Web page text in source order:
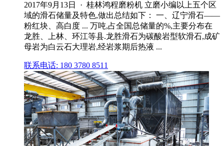
2017年9月13日 · 桂林鸿程磨粉机 立磨小编以上五个区
域的滑石储量及特色,做出总结如下： 一、辽宁滑石——
粉红块、高白度 ... 万吨,占全国总储量的%,主要分布在
龙胜、上林、环江等县.龙胜滑石为碳酸岩型软滑石,成矿
母岩为白云石大理岩,经岩浆期后热液 ...
联系电话: 180 3780 8511